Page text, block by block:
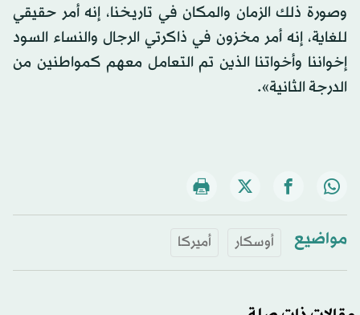
وصورة ذلك الزمان والمكان في تاريخنا، إنه أمر حقيقي
للغاية، إنه أمر مخزون في ذاكرتي الرجال والنساء السود
إخواننا وأخواتنا الذين تم التعامل معهم كمواطنين من
الدرجة الثانية».
مواضيع أوسكار أميركا